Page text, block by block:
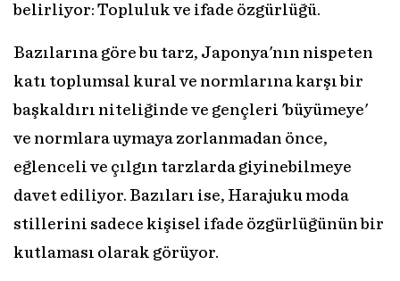
belirliyor: Topluluk ve ifade özgürlüğü.
Bazılarına göre bu tarz, Japonya'nın nispeten
katı toplumsal kural ve normlarına karşı bir
başkaldırı niteliğinde ve gençleri 'büyümeye'
ve normlara uymaya zorlanmadan önce,
eğlenceli ve çılgın tarzlarda giyinebilmeye
davet ediliyor. Bazıları ise, Harajuku moda
stillerini sadece kişisel ifade özgürlüğünün bir
kutlaması olarak görüyor.